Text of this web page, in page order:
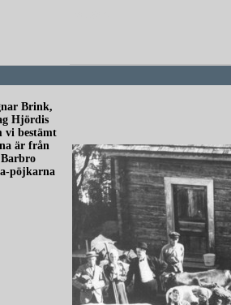
Brink,
Hjördis
vi bestämt
är från
pöjkarna